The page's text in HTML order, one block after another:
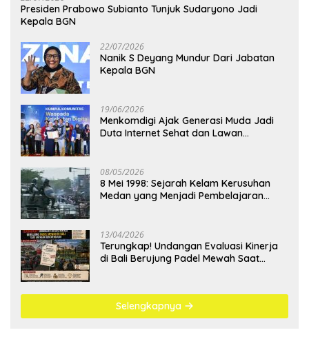
Presiden Prabowo Subianto Tunjuk Sudaryono Jadi
Kepala BGN
22/07/2026
Nanik S Deyang Mundur Dari Jabatan
Kepala BGN
19/06/2026
Menkomdigi Ajak Generasi Muda Jadi
Duta Internet Sehat dan Lawan
08/05/2026
8 Mei 1998: Sejarah Kelam Kerusuhan
Medan yang Menjadi Pembelajaran
13/04/2026
Terungkap! Undangan Evaluasi Kinerja
di Bali Berujung Padel Mewah Saat
Selengkapnya